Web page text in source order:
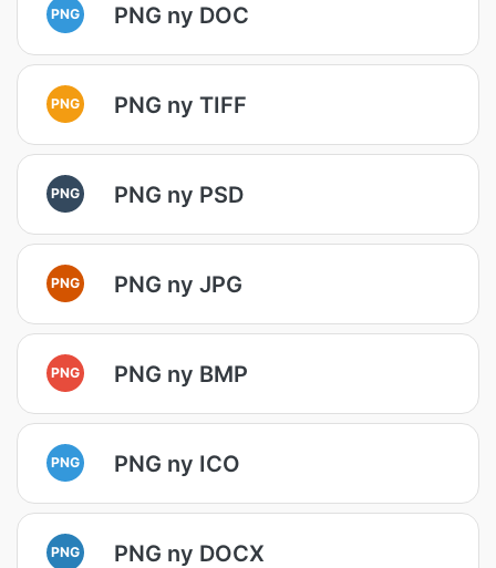
PNG PNG ny DOC
PNG PNG ny TIFF
PNG PNG ny PSD
PNG PNG ny JPG
PNG PNG ny BMP
PNG PNG ny ICO
PNG PNG ny DOCX